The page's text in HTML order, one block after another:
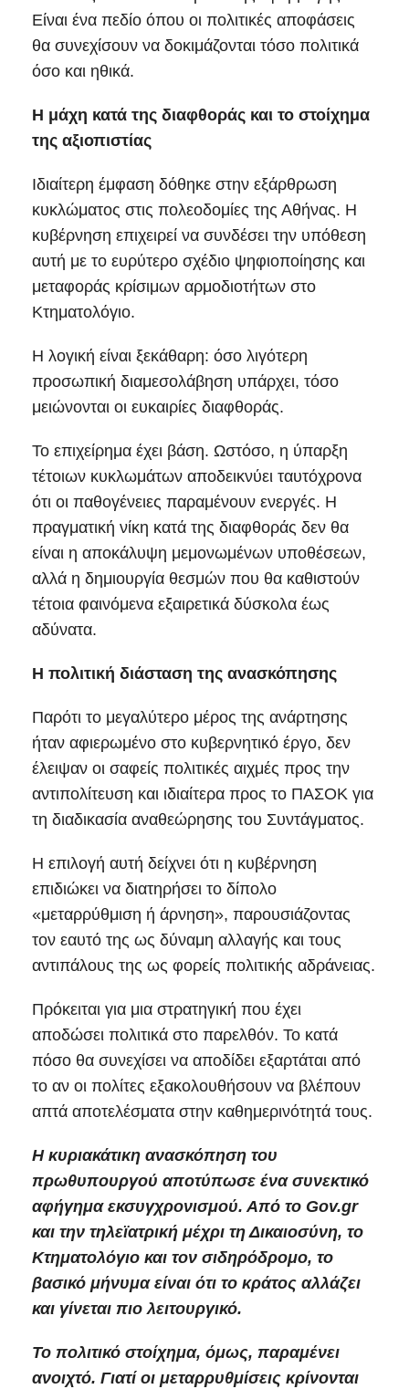
Είναι ένα πεδίο όπου οι πολιτικές αποφάσεις
θα συνεχίσουν να δοκιμάζονται τόσο πολιτικά
όσο και ηθικά.
Η μάχη κατά της διαφθοράς και το στοίχημα
της αξιοπιστίας
Ιδιαίτερη έμφαση δόθηκε στην εξάρθρωση
κυκλώματος στις πολεοδομίες της Αθήνας. Η
κυβέρνηση επιχειρεί να συνδέσει την υπόθεση
αυτή με το ευρύτερο σχέδιο ψηφιοποίησης και
μεταφοράς κρίσιμων αρμοδιοτήτων στο
Κτηματολόγιο.
Η λογική είναι ξεκάθαρη: όσο λιγότερη
προσωπική διαμεσολάβηση υπάρχει, τόσο
μειώνονται οι ευκαιρίες διαφθοράς.
Το επιχείρημα έχει βάση. Ωστόσο, η ύπαρξη
τέτοιων κυκλωμάτων αποδεικνύει ταυτόχρονα
ότι οι παθογένειες παραμένουν ενεργές. Η
πραγματική νίκη κατά της διαφθοράς δεν θα
είναι η αποκάλυψη μεμονωμένων υποθέσεων,
αλλά η δημιουργία θεσμών που θα καθιστούν
τέτοια φαινόμενα εξαιρετικά δύσκολα έως
αδύνατα.
Η πολιτική διάσταση της ανασκόπησης
Παρότι το μεγαλύτερο μέρος της ανάρτησης
ήταν αφιερωμένο στο κυβερνητικό έργο, δεν
έλειψαν οι σαφείς πολιτικές αιχμές προς την
αντιπολίτευση και ιδιαίτερα προς το ΠΑΣΟΚ για
τη διαδικασία αναθεώρησης του Συντάγματος.
Η επιλογή αυτή δείχνει ότι η κυβέρνηση
επιδιώκει να διατηρήσει το δίπολο
«μεταρρύθμιση ή άρνηση», παρουσιάζοντας
τον εαυτό της ως δύναμη αλλαγής και τους
αντιπάλους της ως φορείς πολιτικής αδράνειας.
Πρόκειται για μια στρατηγική που έχει
αποδώσει πολιτικά στο παρελθόν. Το κατά
πόσο θα συνεχίσει να αποδίδει εξαρτάται από
το αν οι πολίτες εξακολουθήσουν να βλέπουν
απτά αποτελέσματα στην καθημερινότητά τους.
Η κυριακάτικη ανασκόπηση του
πρωθυπουργού αποτύπωσε ένα συνεκτικό
αφήγημα εκσυγχρονισμού. Από το Gov.gr
και την τηλεϊατρική μέχρι τη Δικαιοσύνη, το
Κτηματολόγιο και τον σιδηρόδρομο, το
βασικό μήνυμα είναι ότι το κράτος αλλάζει
και γίνεται πιο λειτουργικό.
Το πολιτικό στοίχημα, όμως, παραμένει
ανοιχτό. Γιατί οι μεταρρυθμίσεις κρίνονται